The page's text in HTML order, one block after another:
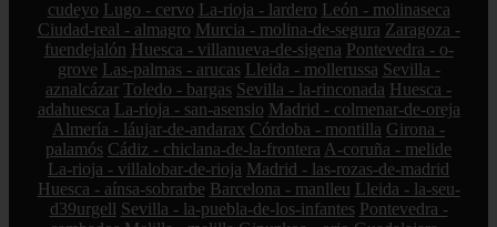
cudeyo Lugo - cervo La-rioja - lardero León - molinaseca
Ciudad-real - almagro Murcia - molina-de-segura Zaragoza -
fuendejalón Huesca - villanueva-de-sigena Pontevedra - o-
grove Las-palmas - arucas Lleida - mollerussa Sevilla -
aznalcázar Toledo - bargas Sevilla - la-rinconada Huesca -
adahuesca La-rioja - san-asensio Madrid - colmenar-de-oreja
Almería - láujar-de-andarax Córdoba - montilla Girona -
palamós Cádiz - chiclana-de-la-frontera A-coruña - melide
La-rioja - villalobar-de-rioja Madrid - las-rozas-de-madrid
Huesca - aínsa-sobrarbe Barcelona - manlleu Lleida - la-seu-
d39urgell Sevilla - la-puebla-de-los-infantes Pontevedra -